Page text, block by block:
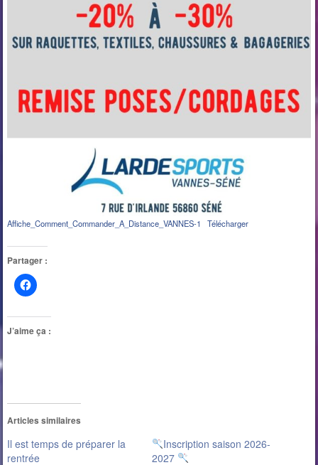
Affiche_Comment_Commander_A_Distance_VANNES-1 Télécharger
Partager :
J’aime ça :
Articles similaires
Il est temps de préparer la
rentrée
Inscription saison 2026-
2027